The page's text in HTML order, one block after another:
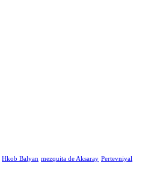
Hkob Balyan mezquita de Aksaray Pertevniyal